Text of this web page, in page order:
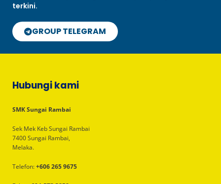
terkini.
GROUP TELEGRAM
Hubungi kami
SMK Sungai Rambai
Sek Mek Keb Sungai Rambai
7400 Sungai Rambai,
Melaka.
Telefon:+606 265 9675